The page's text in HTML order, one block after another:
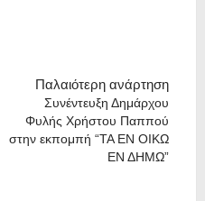
Παλαιότερη ανάρτηση
Συνέντευξη Δημάρχου
Φυλής Χρήστου Παππού
στην εκπομπή “ΤΑ ΕΝ ΟΙΚΩ
ΕΝ ΔΗΜΩ”